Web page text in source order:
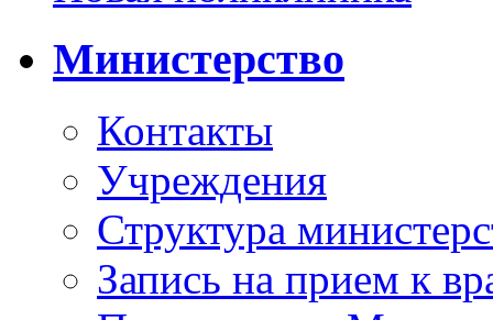
Министерство
Контакты
Учреждения
Структура
Запись на прием к